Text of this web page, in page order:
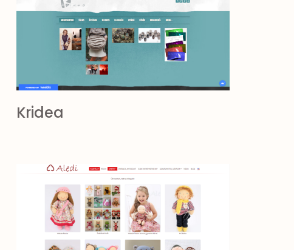
Kridea